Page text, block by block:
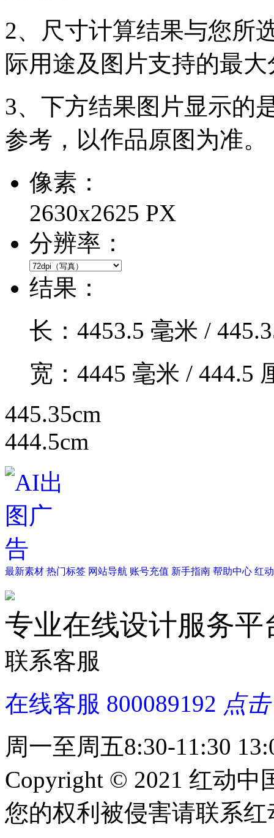
2、尺寸计算结果与您所
际用途及图片支持的最
3、下方结果图片显示的
参考，以作品原图为准。
像素：
2630x2625 PX
分辨率：
结果：
长： 4453.5 毫米 /
宽： 4445 毫米 / 444.5
445.35cm
444.5cm
最新素材 热门标签 网站导航 账号充值 新手指南 帮助中心 红
专业在线设计服务平
联系客服
在线客服 800089192 点
周一至周五8:30-11:30
Copyright © 2021 红动中
您的权利被侵害请联系红